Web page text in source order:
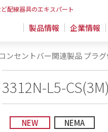
配線器具のエキスパート
製品情報 企業情報
コンセントバー関連製品 プラ
3312N-L5-CS(3M)
NEW NEMA